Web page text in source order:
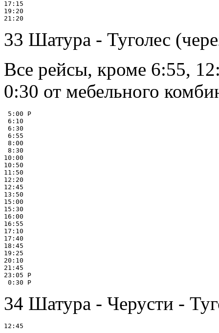
17:15
19:20
33 Шатура - Туголес
Все рейсы, кроме 6:55,
0:30 от мебельного
5:00 Р
6:10
6:30
6:55
8:00
8:30
10:00
10:50
11:50
12:20
12:45
13:50
15:00
15:30
16:00
16:55
17:10
17:40
18:45
19:25
20:10
21:45
23:05 Р
34 Шатура - Черусти -